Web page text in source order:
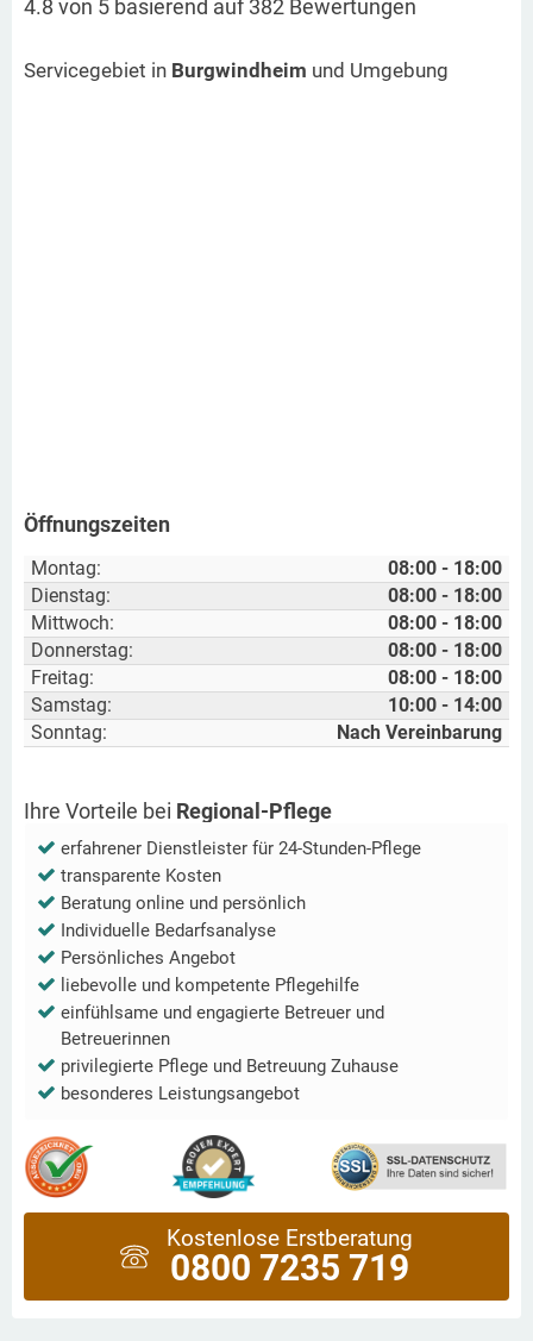
4.8 von 5 basierend auf382 Bewertungen
Servicegebiet in Burgwindheim und Umgebung
Öffnungszeiten
Montag:
08:00 - 18:00
Dienstag:
08:00 - 18:00
Mittwoch:
08:00 - 18:00
Donnerstag:
08:00 - 18:00
Freitag:
08:00 - 18:00
Samstag:
10:00 - 14:00
Sonntag:
Nach Vereinbarung
Ihre Vorteile bei Regional-Pflege
erfahrener Dienstleister für 24-Stunden-Pflege
transparente Kosten
Beratung online und persönlich
Individuelle Bedarfsanalyse
Persönliches Angebot
liebevolle und kompetente Pflegehilfe
einfühlsame und engagierte Betreuer und
Betreuerinnen
privilegierte Pflege und Betreuung Zuhause
besonderes Leistungsangebot
Kostenlose Erstberatung
0800 7235 719